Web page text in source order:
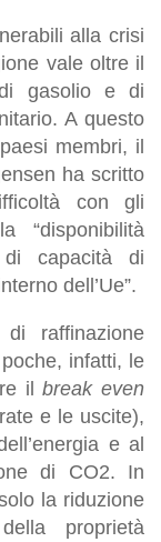
alla crisi
vale oltre il
gasolio e di
A questo
membri, il
ha scritto
con gli
“disponibilità
capacità di
dell’Ue”.
di raffinazione
infatti, le
ilbreak even
e le uscite),
e al
di CO2. In
la riduzione
proprietà